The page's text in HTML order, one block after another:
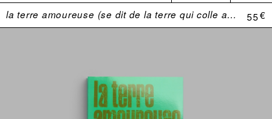
la terre amoureuse (se dit de la terre qui colle aux bottes) 55 €